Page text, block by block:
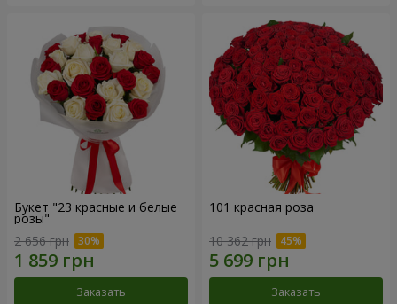
Букет "23 красные и белые
розы"
2 656 грн
Заказать
101 красная роза
10 362 грн
Заказать